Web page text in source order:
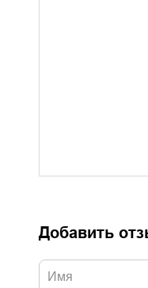
Добавить